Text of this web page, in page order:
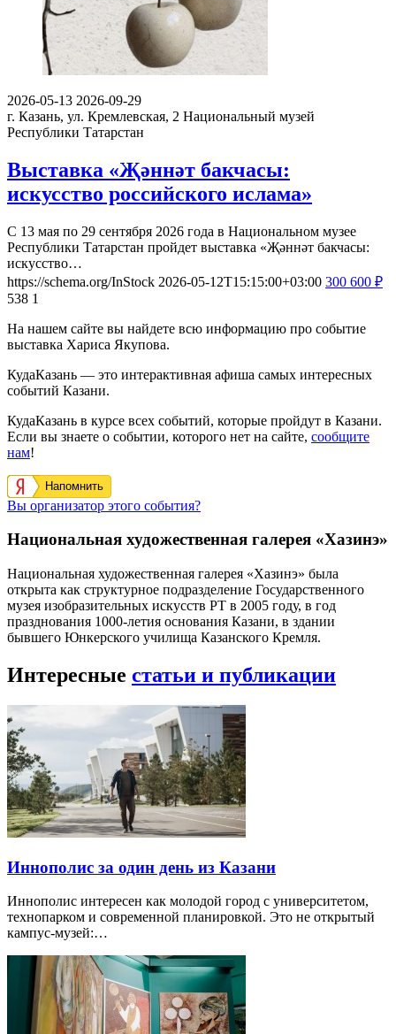
2026-05-13 2026-09-29
г. Казань, ул. Кремлевская, 2 Национальный музей
Республики Татарстан
Выставка «Җәннәт бакчасы:
искусство российского ислама»
С 13 мая по 29 сентября 2026 года в Национальном музее
Республики Татарстан пройдет выставка «Җәннәт бакчасы:
искусство…
https://schema.org/InStock 2026-05-12T15:15:00+03:00 300 600 ₽
538 1
На нашем сайте вы найдете всю информацию про событие
выставка Хариса Якупова.
КудаКазань — это интерактивная афиша самых интересных
событий Казани.
КудаКазань в курсе всех событий, которые пройдут в Казани.
Если вы знаете о событии, которого нет на сайте, сообщите
нам!
Напомнить
Вы организатор этого события?
Национальная художественная галерея «Хазинэ»
Национальная художественная галерея «Хазинэ» была
открыта как структурное подразделение Государственного
музея изобразительных искусств РТ в 2005 году, в год
празднования 1000-летия основания Казани, в здании
бывшего Юнкерского училища Казанского Кремля.
Интересные статьи и публикации
Иннополис за один день из Казани
Иннополис интересен как молодой город с университетом,
технопарком и современной планировкой. Это не открытый
кампус-музей:…